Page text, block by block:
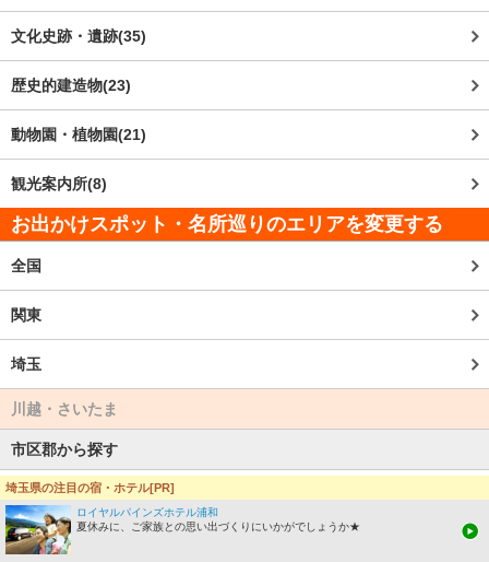
文化史跡・遺跡(35)
歴史的建造物(23)
動物園・植物園(21)
観光案内所(8)
お出かけスポット・名所巡りのエリアを変更する
全国
関東
埼玉
川越・さいたま
市区郡から探す
さいたま市
川越市
埼玉県の注目の宿・ホテル[PR]
ロイヤルパインズホテル浦和
夏休みに、ご家族との思い出づくりにいかがでしょうか★